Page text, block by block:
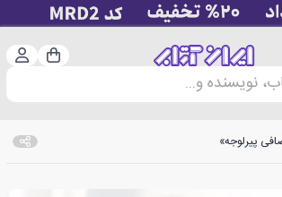
سبد
نویسنده و...
پیرلوجه»